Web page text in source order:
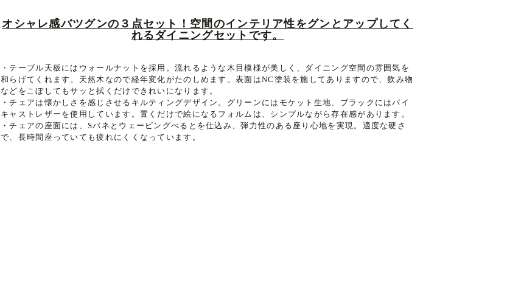
オシャレ感バツグンの３点セット！空間のインテリア性をグンとアップしてく
れるダイニングセットです。
・テーブル天板にはウォールナットを採用。流れるような木目模様が美しく、ダイニング空間の雰囲気を
和らげてくれます。天然木なので経年変化がたのしめます。表面はNC塗装を施してありますので、飲み物
などをこぼしてもサッと拭くだけできれいになります。
・チェアは懐かしさを感じさせるキルティングデザイン。グリーンにはモケット生地、ブラックにはバイ
キャストレザーを使用しています。置くだけで絵になるフォルムは、シンプルながら存在感があります。
・チェアの座面には、Sバネとウェービングべるとを仕込み、弾力性のある座り心地を実現。適度な硬さ
で、長時間座っていても疲れにくくなっています。